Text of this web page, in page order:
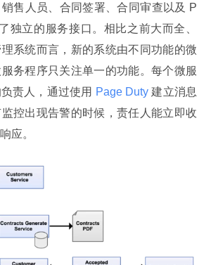
售人员、合同签署、合同审查以及 P
独立的服务接口。相比之前大而全、
系统而言，新的系统由不同功能的微
务程序只关注单一的功能。每个微服
责人，通过使用 Page Duty 建立消息
控出现告警的时候，责任人能立即收
应。